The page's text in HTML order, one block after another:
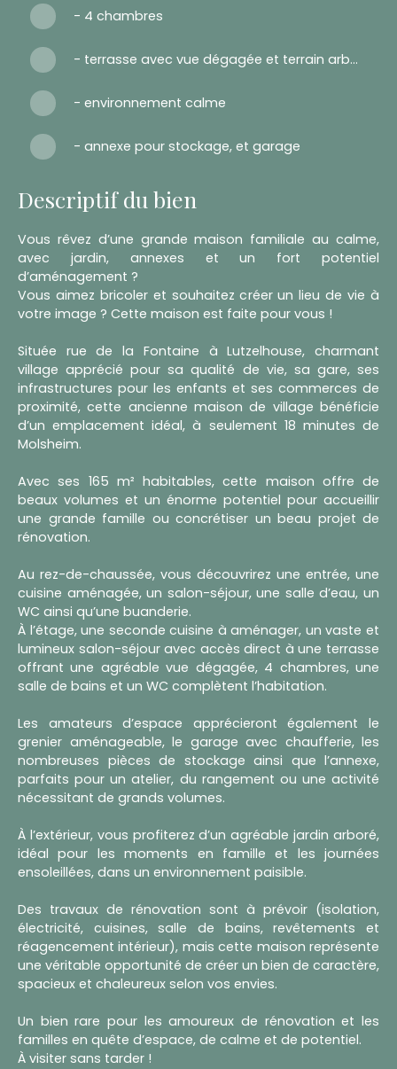
- 4 chambres
- terrasse avec vue dégagée et terrain arboré
- environnement calme
- annexe pour stockage, et garage
Descriptif du bien
Vous rêvez d’une grande maison familiale au calme,
avec jardin, annexes et un fort potentiel
d’aménagement ?
Vous aimez bricoler et souhaitez créer un lieu de vie à
votre image ? Cette maison est faite pour vous !
Située rue de la Fontaine à Lutzelhouse, charmant
village apprécié pour sa qualité de vie, sa gare, ses
infrastructures pour les enfants et ses commerces de
proximité, cette ancienne maison de village bénéficie
d’un emplacement idéal, à seulement 18 minutes de
Molsheim.
Avec ses 165 m² habitables, cette maison offre de
beaux volumes et un énorme potentiel pour accueillir
une grande famille ou concrétiser un beau projet de
rénovation.
Au rez-de-chaussée, vous découvrirez une entrée, une
cuisine aménagée, un salon-séjour, une salle d’eau, un
WC ainsi qu’une buanderie.
À l’étage, une seconde cuisine à aménager, un vaste et
lumineux salon-séjour avec accès direct à une terrasse
offrant une agréable vue dégagée, 4 chambres, une
salle de bains et un WC complètent l’habitation.
Les amateurs d’espace apprécieront également le
grenier aménageable, le garage avec chaufferie, les
nombreuses pièces de stockage ainsi que l’annexe,
parfaits pour un atelier, du rangement ou une activité
nécessitant de grands volumes.
À l’extérieur, vous profiterez d’un agréable jardin arboré,
idéal pour les moments en famille et les journées
ensoleillées, dans un environnement paisible.
Des travaux de rénovation sont à prévoir (isolation,
électricité, cuisines, salle de bains, revêtements et
réagencement intérieur), mais cette maison représente
une véritable opportunité de créer un bien de caractère,
spacieux et chaleureux selon vos envies.
Un bien rare pour les amoureux de rénovation et les
familles en quête d’espace, de calme et de potentiel.
À visiter sans tarder !